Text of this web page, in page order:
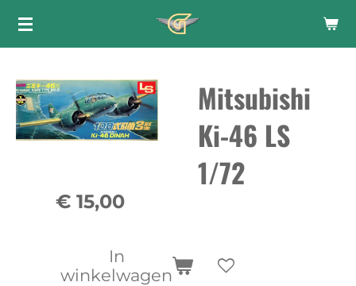
Ga
de
hoofdinhoud
Mitsubishi
Ki-46 LS
1/72
€ 15,00
In
winkelwagen